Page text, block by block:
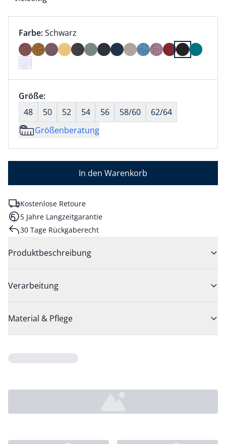
Farbauswahl:
Farbe:aktuell ausgewählt:
Schwarz
Farbe Schwarz ausgewählt
Größenauswahl:
Größe:nichts ausgewählt
48
50 52 54 56 58/60
62/64
Größenberatung
In den Warenkorb
Kostenlose Retoure
5 Jahre Langzeitgarantie
30 Tage Rückgaberecht
Produktbeschreibung
Verarbeitung
Material & Pflege